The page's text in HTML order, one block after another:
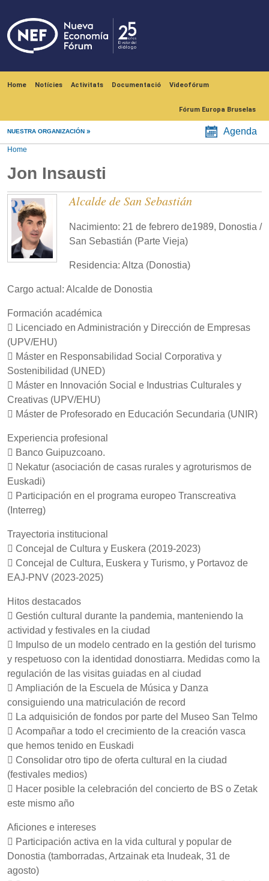
Home Notícies Activitats Documentació Videofórum
Fórum Europa Bruselas
NUESTRA ORGANIZACIÓN Agenda
Home
Jon Insausti
Alcalde de San Sebastián
Nacimiento: 21 de febrero de1989, Donostia /
San Sebastián (Parte Vieja)
Residencia: Altza (Donostia)
Cargo actual: Alcalde de Donostia
Formación académica
 Licenciado en Administración y Dirección de Empresas
(UPV/EHU)
 Máster en Responsabilidad Social Corporativa y
Sostenibilidad (UNED)
 Máster en Innovación Social e Industrias Culturales y
Creativas (UPV/EHU)
 Máster de Profesorado en Educación Secundaria (UNIR)
Experiencia profesional
 Banco Guipuzcoano.
 Nekatur (asociación de casas rurales y agroturismos de
Euskadi)
 Participación en el programa europeo Transcreativa
(Interreg)
Trayectoria institucional
 Concejal de Cultura y Euskera (2019-2023)
 Concejal de Cultura, Euskera y Turismo, y Portavoz de
EAJ-PNV (2023-2025)
Hitos destacados
 Gestión cultural durante la pandemia, manteniendo la
actividad y festivales en la ciudad
 Impulso de un modelo centrado en la gestión del turismo
y respetuoso con la identidad donostiarra. Medidas como la
regulación de las visitas guiadas en al ciudad
 Ampliación de la Escuela de Música y Danza
consiguiendo una matriculación de record
 La adquisición de fondos por parte del Museo San Telmo
 Acompañar a todo el crecimiento de la creación vasca
que hemos tenido en Euskadi
 Consolidar otro tipo de oferta cultural en la ciudad
(festivales medios)
 Hacer posible la celebración del concierto de BS o Zetak
este mismo año
Aficiones e intereses
 Participación activa en la vida cultural y popular de
Donostia (tamborradas, Artzainak eta Inudeak, 31 de
agosto)